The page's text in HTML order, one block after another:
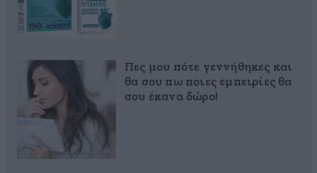
Πες μου πότε γεννήθηκες και
θα σου πω ποιες εμπειρίες θα
σου έκανα δώρο!